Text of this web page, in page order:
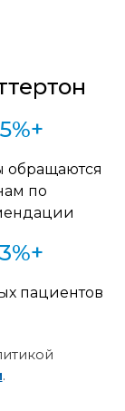
обращаются
по
пациентов
.